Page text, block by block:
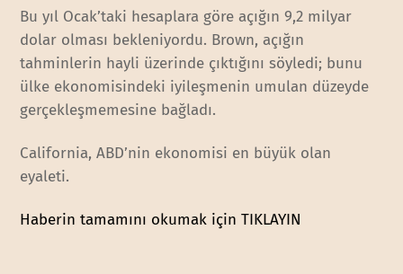
Bu yıl Ocak’taki hesaplara göre açığın 9,2 milyar
dolar olması bekleniyordu. Brown, açığın
tahminlerin hayli üzerinde çıktığını söyledi; bunu
ülke ekonomisindeki iyileşmenin umulan düzeyde
gerçekleşmemesine bağladı.
California, ABD’nin ekonomisi en büyük olan
eyaleti.
Haberin tamamını okumak için TIKLAYIN